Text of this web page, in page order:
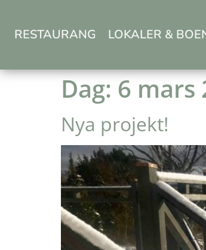
RESTAURANG LOKALER &
Dag: 6 mars
Nya projekt!